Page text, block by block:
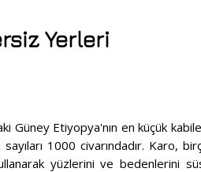
Yerleri
Güney Etiyopya'nın en küçük
1000 civarındadır. Karo,
yüzlerini ve bedenlerini